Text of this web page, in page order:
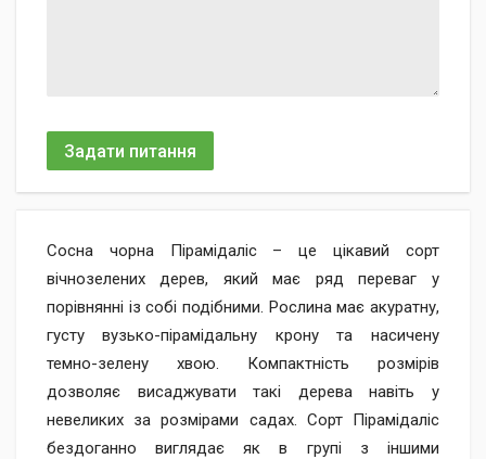
Задати питання
Сосна чорна Пірамідаліс – це цікавий сорт
вічнозелених дерев, який має ряд переваг у
порівнянні із собі подібними. Рослина має акуратну,
густу вузько-пірамідальну крону та насичену
темно-зелену хвою. Компактність розмірів
дозволяє висаджувати такі дерева навіть у
невеликих за розмірами садах. Сорт Пірамідаліс
бездоганно виглядає як в групі з іншими